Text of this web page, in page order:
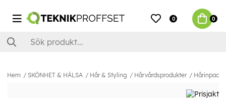
0 0
Hem SKÖNHET & HÄLSA Hår & Styling Hårvårdsprodukter